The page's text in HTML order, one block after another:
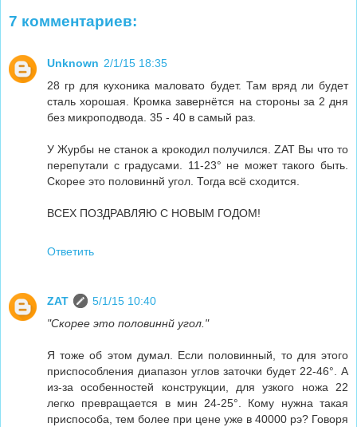
7 комментариев:
Unknown 2/1/15 18:35
28 гр для кухоника маловато будет. Там вряд ли будет
сталь хорошая. Кромка завернётся на стороны за 2 дня
без микроподвода. 35 - 40 в самый раз.
У Журбы не станок а крокодил получился. ZAT Вы что то
перепутали с градусами. 11-23° не может такого быть.
Скорее это половиннй угол. Тогда всё сходится.
ВСЕХ ПОЗДРАВЛЯЮ С НОВЫМ ГОДОМ!
Ответить
ZAT
5/1/15 10:40
"Скорее это половиннй угол."
Я тоже об этом думал. Если половинный, то для этого
приспособления диапазон углов заточки будет 22-46°. А
из-за особенностей конструкции, для узкого ножа 22
легко превращается в мин 24-25°. Кому нужна такая
приспособа, тем более при цене уже в 40000 рэ? Говоря